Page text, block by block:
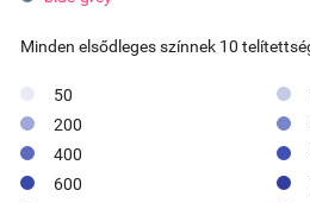
Minden elsődleges színnek 10
50
200
400
600